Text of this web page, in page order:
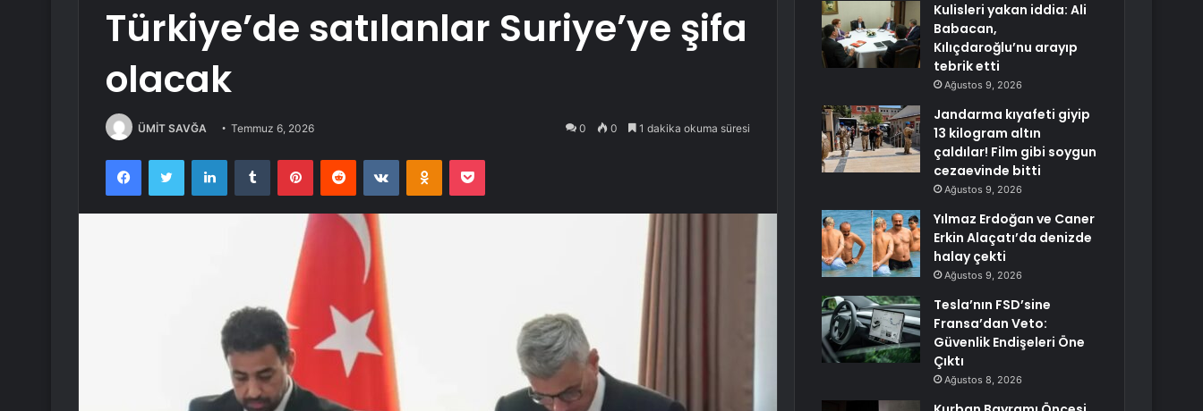
Türkiye’de satılanlar Suriye’ye şifa
olacak
ÜMİT SAVĞA Temmuz 6, 2026 0 0 1 dakika okuma süresi
FacebookTwitter LinkedInTumblr PinterestReddit VKontakteOdnoklassniki
Pocket
Kulisleri yakan iddia: Ali
Babacan,
Kılıçdaroğlu’nu arayıp
tebrik etti
Ağustos 9, 2026
Jandarma kıyafeti giyip
13 kilogram altın
çaldılar! Film gibi soygun
cezaevinde bitti
Ağustos 9, 2026
Yılmaz Erdoğan ve Caner
Erkin Alaçatı’da denizde
halay çekti
Ağustos 9, 2026
Tesla’nın FSD’sine
Fransa’dan Veto:
Güvenlik Endişeleri Öne
Çıktı
Ağustos 8, 2026